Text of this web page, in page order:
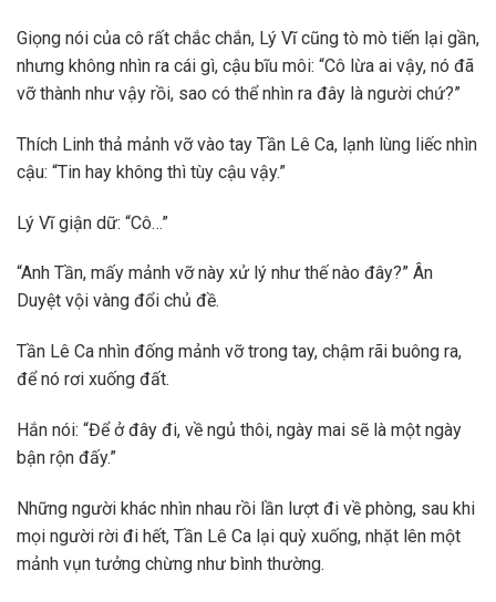
Giọng nói của cô rất chắc chắn, Lý Vĩ cũng tò mò tiến lại gần,
nhưng không nhìn ra cái gì, cậu bĩu môi: “Cô lừa ai vậy, nó đã
vỡ thành như vậy rồi, sao có thể nhìn ra đây là người chứ?”
Thích Linh thả mảnh vỡ vào tay Tần Lê Ca, lạnh lùng liếc nhìn
cậu: “Tin hay không thì tùy cậu vậy.”
Lý Vĩ giận dữ: “Cô…”
“Anh Tần, mấy mảnh vỡ này xử lý như thế nào đây?” Ân
Duyệt vội vàng đổi chủ đề.
Tần Lê Ca nhìn đống mảnh vỡ trong tay, chậm rãi buông ra,
để nó rơi xuống đất.
Hắn nói: “Để ở đây đi, về ngủ thôi, ngày mai sẽ là một ngày
bận rộn đấy.”
Những người khác nhìn nhau rồi lần lượt đi về phòng, sau khi
mọi người rời đi hết, Tần Lê Ca lại quỳ xuống, nhặt lên một
mảnh vụn tưởng chừng như bình thường.